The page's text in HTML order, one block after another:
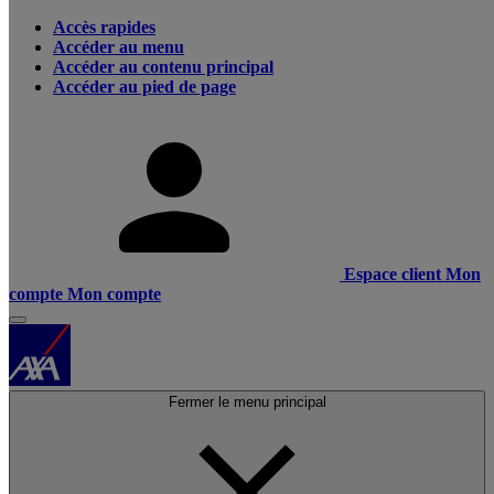
Accès rapides
Accéder au menu
Accéder au contenu principal
Accéder au pied de page
Espace client Mon
compte Mon compte
Fermer le menu principal